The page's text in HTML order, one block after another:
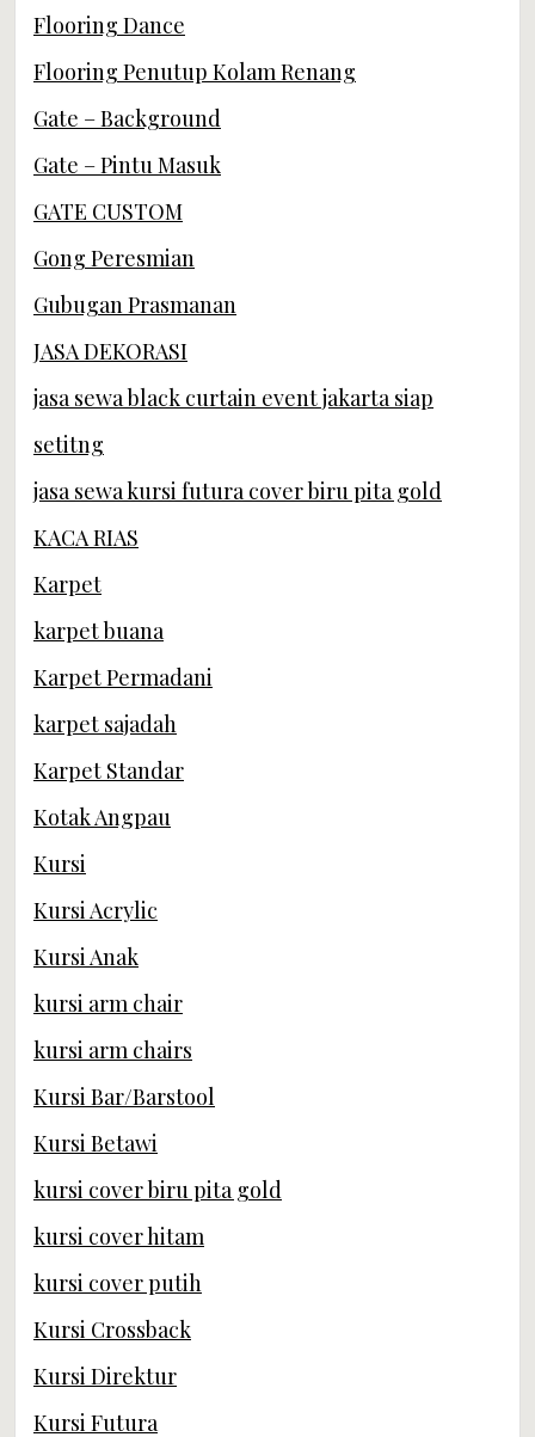
Flooring Dance
Flooring Penutup Kolam Renang
Gate – Background
Gate – Pintu Masuk
GATE CUSTOM
Gong Peresmian
Gubugan Prasmanan
JASA DEKORASI
jasa sewa black curtain event jakarta siap
setitng
jasa sewa kursi futura cover biru pita gold
KACA RIAS
Karpet
karpet buana
Karpet Permadani
karpet sajadah
Karpet Standar
Kotak Angpau
Kursi
Kursi Acrylic
Kursi Anak
kursi arm chair
kursi arm chairs
Kursi Bar/Barstool
Kursi Betawi
kursi cover biru pita gold
kursi cover hitam
kursi cover putih
Kursi Crossback
Kursi Direktur
Kursi Futura